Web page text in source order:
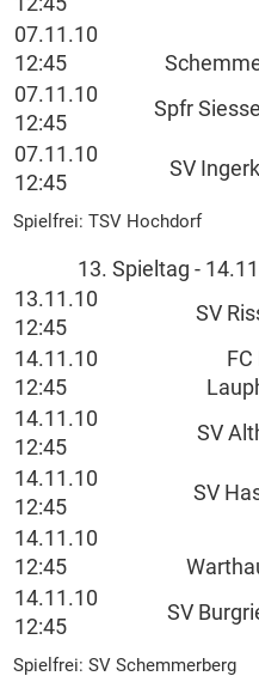
07.11.10
12:45
07.11.10
12:45
Spfr
07.11.10
12:45
SV
Spielfrei: TSV Hochdorf
13. Spieltag -
13.11.10
12:45
SV
14.11.10
12:45
14.11.10
12:45
SV
14.11.10
12:45
SV
14.11.10
12:45
14.11.10
12:45
SV
Spielfrei: SV Schemmerberg